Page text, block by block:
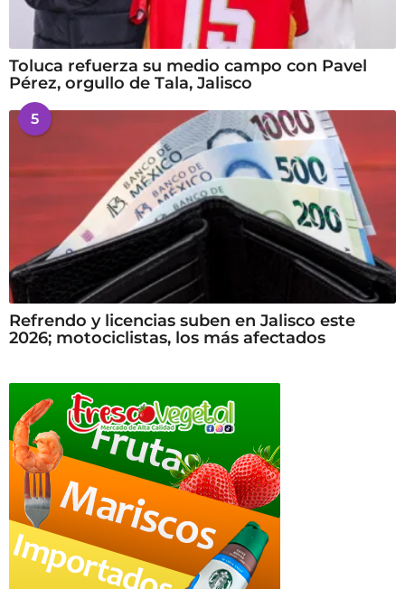
Toluca refuerza su medio campo con Pavel
Pérez, orgullo de Tala, Jalisco
5
Refrendo y licencias suben en Jalisco este
2026; motociclistas, los más afectados